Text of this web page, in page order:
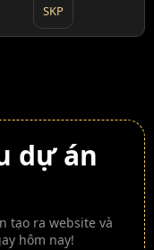
SKP
dự án
tạo ra website và
hôm nay!